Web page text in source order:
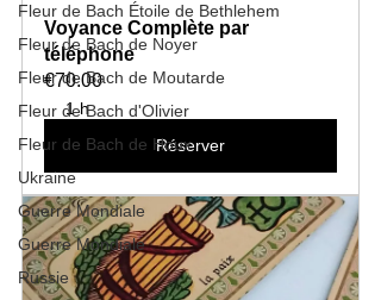
Fleur de Bach Étoile de Bethlehem
Fleur de Bach de Noyer
Fleur de Bach de Moutarde
Fleur de Bach d'Olivier
Fleur de Bach de Houx
Ukraine
Guerre Mondiale
Guerre Mondiale
Russie
Voyance Complète par
téléphone
€70.00
1 h
Réserver